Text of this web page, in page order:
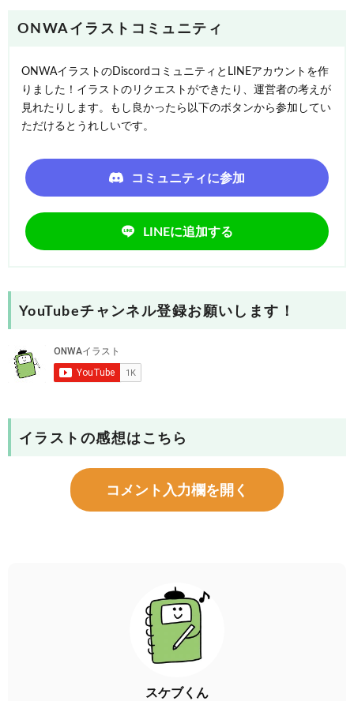
ONWAイラストコミュニティ
ONWAイラストのDiscordコミュニティとLINEアカウントを作
りました！イラストのリクエストができたり、運営者の考えが
見れたりします。もし良かったら以下のボタンから参加してい
ただけるとうれしいです。
コミュニティに参加
LINEに追加する
YouTubeチャンネル登録お願いします！
イラストの感想はこちら
コメント入力欄を開く
スケブくん